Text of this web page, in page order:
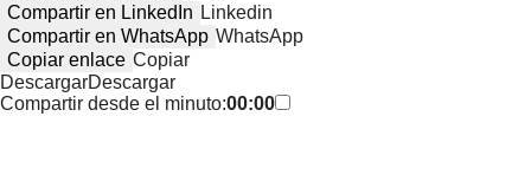
Compartir en LinkedIn Linkedin
Compartir en WhatsApp WhatsApp
Copiar enlace Copiar
DescargarDescargar
Compartir desde el minuto:00:00